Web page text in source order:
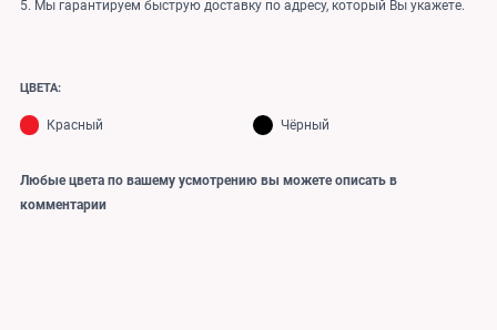
5. Мы гарантируем быструю доставку по адресу, который Вы укажете.
ЦВЕТА:
Красный Чёрный
Любые цвета по вашему усмотрению вы можете описать в
комментарии